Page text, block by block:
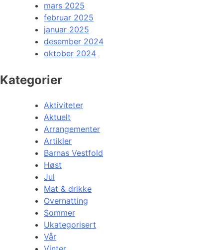
mars 2025
februar 2025
januar 2025
desember 2024
oktober 2024
Kategorier
Aktiviteter
Aktuelt
Arrangementer
Artikler
Barnas Vestfold
Høst
Jul
Mat & drikke
Overnatting
Sommer
Ukategorisert
Vår